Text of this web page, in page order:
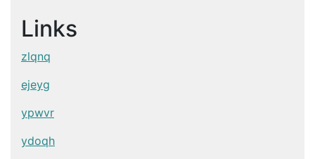
Links
zlqnq
ejeyg
ypwvr
ydoqh